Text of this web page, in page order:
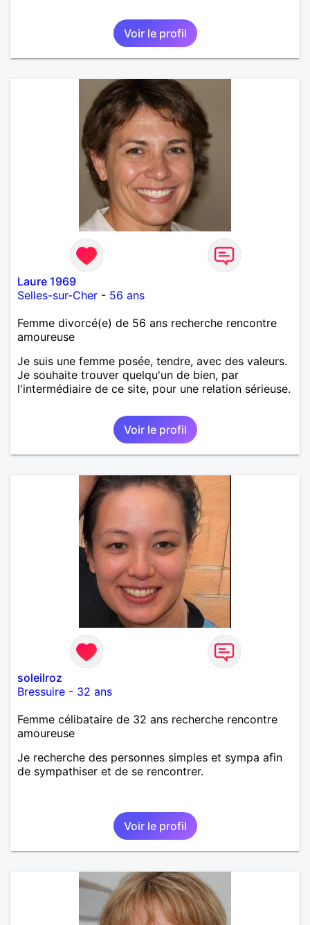
Voir le profil
Laure 1969
Selles-sur-Cher - 56 ans
Femme divorcé(e) de 56 ans recherche rencontre
amoureuse
Je suis une femme posée, tendre, avec des valeurs.
Je souhaite trouver quelqu'un de bien, par
l'intermédiaire de ce site, pour une relation sérieuse.
Voir le profil
soleilroz
Bressuire - 32 ans
Femme célibataire de 32 ans recherche rencontre
amoureuse
Je recherche des personnes simples et sympa afin
de sympathiser et de se rencontrer.
Voir le profil